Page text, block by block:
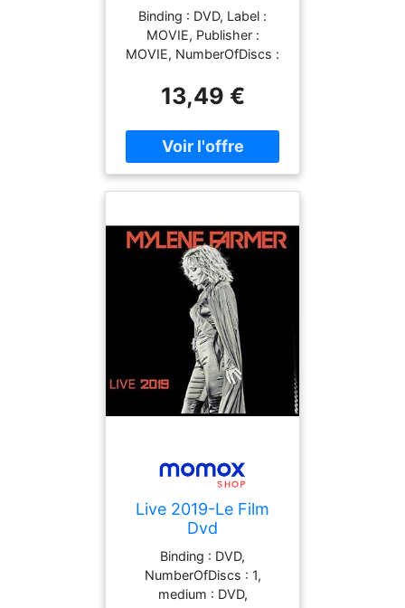
Binding : DVD, Label :
MOVIE, Publisher :
MOVIE, NumberOfDiscs :
medium : DVD
13,49 €
Live 2019-Le Film
Dvd
Binding : DVD,
NumberOfDiscs : 1,
medium : DVD,